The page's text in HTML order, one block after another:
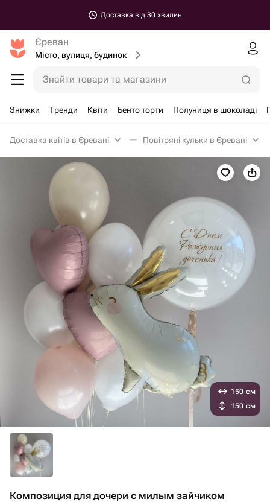
Доставка від 30 хвилин
Єреван
Місто, вулиця, будинок
Знайти товари та магазини
Знижки Тренди Квіти Бенто торти Полуниця в шоколаді
Доставка квітів в Єревані Повітряні кульки в Єревані
Композиция для дочери с милым зайчиком
150 см
150 см